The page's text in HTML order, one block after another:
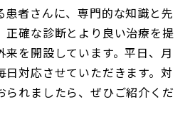
患者さんに、専門的な知識と先
正確な診断とより良い治療を提
を開設しています。平日、月
日対応させていただきます。対
られましたら、ぜひご紹介くだ